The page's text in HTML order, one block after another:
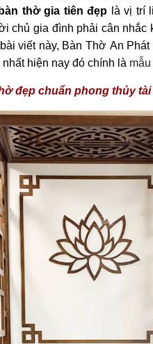
thờ gia tiên đẹp là vị trí
chủ gia đình phải cân
viết này, Bàn Thờ An
hiện nay đó chính là
đẹp chuẩn phong thủy